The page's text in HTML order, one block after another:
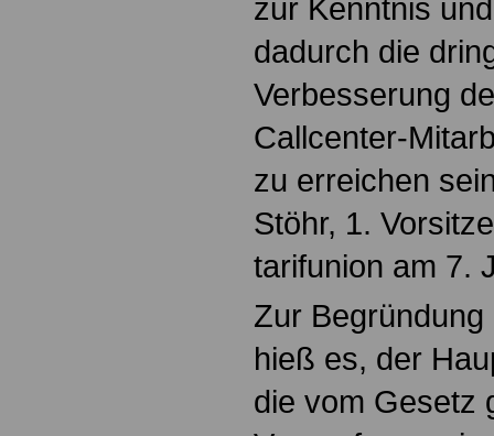
zur Kenntnis
dadurch die
Verbesserung
Callcenter-
zu erreichen
Stöhr, 1.
tarifunion am 7.
Zur
hieß es, der
die vom Gesetz